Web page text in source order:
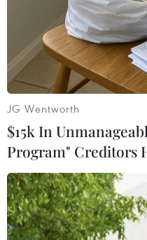
HLV đội tuyển
khai mạc World Cup
09/11/2022 02:06
Tại một cuộc họp báo,
JG Wentworth
$15k In
Program" Creditors